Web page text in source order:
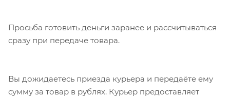
Просьба готовить деньги заранее и рассчитываться
сразу при передаче товара.
Вы дожидаетесь приезда курьера и передаёте ему
сумму за товар в рублях. Курьер предоставляет